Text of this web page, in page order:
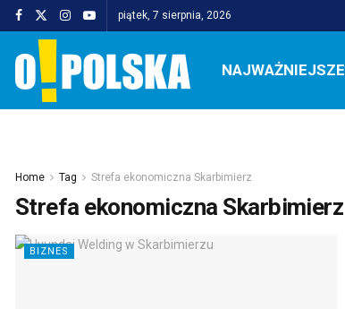
piątek, 7 sierpnia, 2026
NAJWAŻNIEJSZE
Home Tag Strefa ekonomiczna Skarbimierz
Strefa ekonomiczna Skarbimierz
BIZNES